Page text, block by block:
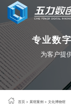
专业数
为客户提
 首页 > 展馆案例 > 文化博物馆